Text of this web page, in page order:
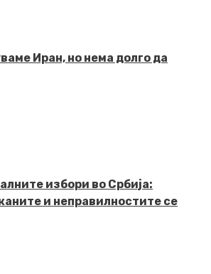
Иран, но нема долго да
избори во Србија:
и неправилностите се